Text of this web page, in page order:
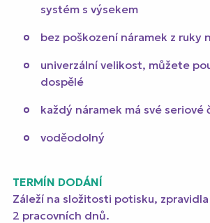
systém s výsekem
bez poškození náramek z ruky
univerzální velikost, můžete
dospělé
každý náramek má své seriové
voděodolný
TERMÍN DODÁNÍ
Záleží na složitosti potisku,
2 pracovních dnů.